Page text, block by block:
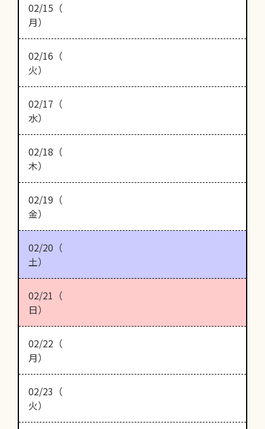
02/15（
月）
02/16（
火）
02/17（
水）
02/18（
木）
02/19（
金）
02/20（
土）
02/21（
日）
02/22（
月）
02/23（
火）